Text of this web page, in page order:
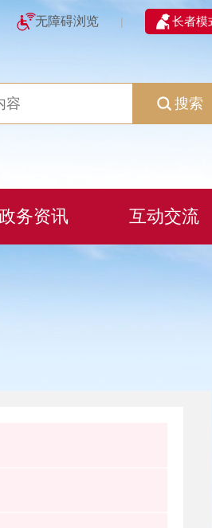
无障碍浏览 | 长者模
搜索
务资讯 互动交流